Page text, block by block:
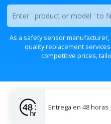
As a safety sensor
quality replacement
competitive prices,
Entrega en 48 horas